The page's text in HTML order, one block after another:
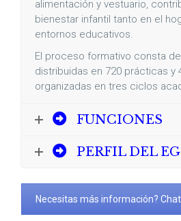
alimentación y vestuario,
bienestar infantil tanto en el
entornos educativos.
El proceso formativo consta
distribuidas en 720 prácticas y
organizadas en tres ciclos
FUNCIONES
PERFIL DEL
Necesitas más información?